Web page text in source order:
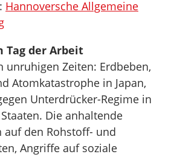
Hannoversche Allgemeine
Tag der Arbeit
unruhigen Zeiten: Erdbeben,
Atomkatastrophe in Japan,
Unterdrücker-Regime in
Die anhaltende
auf den Rohstoff- und
Angriffe auf soziale